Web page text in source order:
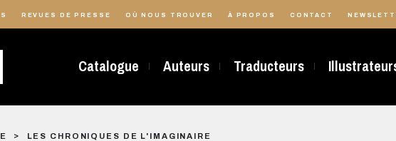
REVUES DE PRESSE OÙ NOUS TROUVER À PROPOS CONTACT
Catalogue Auteurs Traducteurs
LES CHRONIQUES DE L'IMAGINAIRE